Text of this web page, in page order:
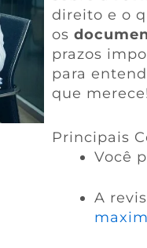
direito e o
os
prazos
para
que
Principais
Você
A